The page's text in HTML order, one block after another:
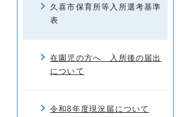
久喜市保育所等入所選考基準
表
在園児の方へ 入所後の届出
について
令和8年度現況届について